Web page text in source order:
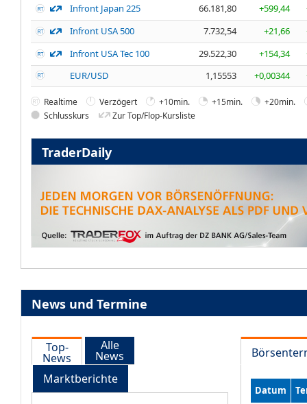
Infront Japan 225
66.181,80 +599,44
Infront USA 500
7.732,54 +21,66
Infront USA Tec 100
29.522,30 +154,34
EUR/USD
1,15553 +0,00344
Realtime Verzögert +10min. +15min.
+20min.
Schlusskurs
Zur Top/Flop-Kursliste
TraderDaily
News und Termine
Top-
News
Alle
News
Marktberichte
Datum